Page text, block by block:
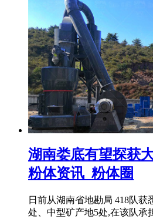
湖南娄底有望探获
粉体资讯_粉体圈
日前从湖南省地勘局 418队获
处、中型矿产地5处,在该队承